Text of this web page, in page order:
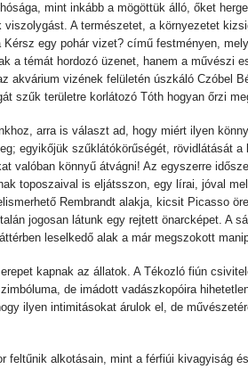
mint inkább a mögöttük álló, őket
viszolygást. A természetet, a környezetet
egy pohár vizet? című festményen,
a témát hordozó üzenet, hanem a művészi
akvárium vizének felületén úszkáló Czóbel
szűk területre korlátozó Tóth hogyan őrzi
arra is választ ad, hogy miért ilyen
egyikőjük szűklátókörűségét, rövidlátását
valóban könnyű átvágni! Az egyszerre
toposzaival is eljátsszon, egy lírai, jóval
Rembrandt alakja, kicsit Picasso
jogosan látunk egy rejtett önarcképet. A
leselkedő alak a már megszokott
kapnak az állatok. A Tékozló fiún
de imádott vadászkopóira
ilyen intimitásokat árulok el, de
feltűnik alkotásain, mint a férfiúi kivagyiság